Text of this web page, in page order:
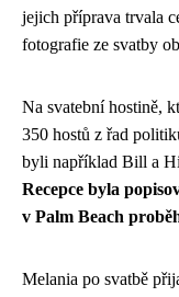
jejich příprava trvala
fotografie ze svatby
Na svatební hostině,
350 hostů z řad
byli například Bill a
Recepce byla
v Palm Beach
Melania po svatbě